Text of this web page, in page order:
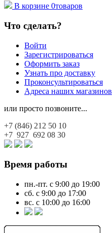
В корзине 0товаров
Что сделать?
Войти
Зарегистрироваться
Оформить заказ
Узнать про доставку
Проконсультироваться
Адреса наших магазинов
или просто позвоните...
+7 (846) 212 50 10
+7 927 692 08 30
Время работы
пн.-пт. с 9:00 до 19:00
сб. с 9:00 до 17:00
вс. с 10:00 до 16:00